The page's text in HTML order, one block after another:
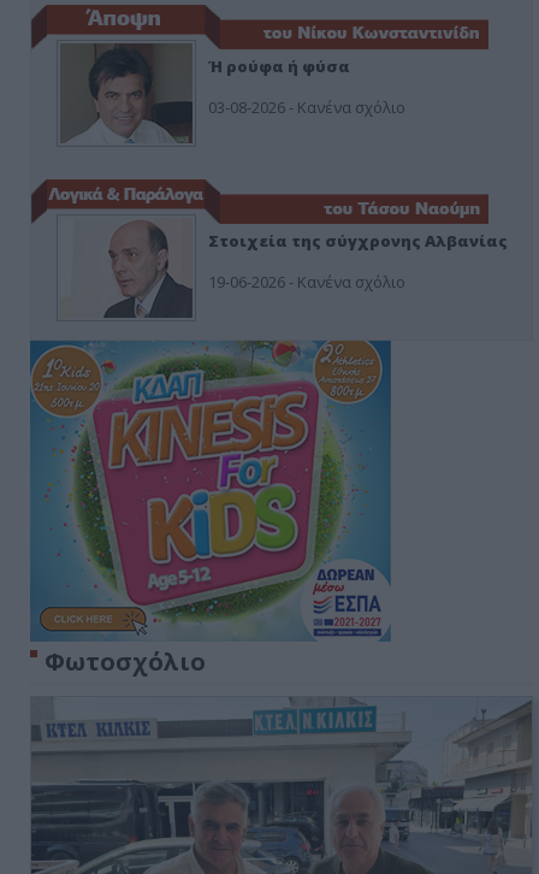
Ή ρούφα ή φύσα
03-08-2026 - Κανένα σχόλιο
Στοιχεία της σύγχρονης Αλβανίας
19-06-2026 - Κανένα σχόλιο
Φωτοσχόλιο